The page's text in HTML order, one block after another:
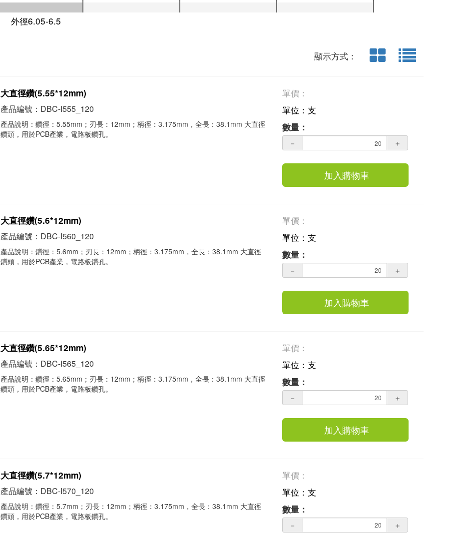
外徑6.05-6.5
顯示方式：
大直徑鑽(5.55*12mm)
產品編號：DBC-I555_120
產品說明：鑽徑：5.55mm；刃長：12mm；柄徑：3.175mm，全長：38.1mm 大直徑
鑽頭，用於PCB產業，電路板鑽孔。
單價：
單位：支
數量：
－ ＋
加入購物車
大直徑鑽(5.6*12mm)
產品編號：DBC-I560_120
產品說明：鑽徑：5.6mm；刃長：12mm；柄徑：3.175mm，全長：38.1mm 大直徑
鑽頭，用於PCB產業，電路板鑽孔。
單價：
單位：支
數量：
－ ＋
加入購物車
大直徑鑽(5.65*12mm)
產品編號：DBC-I565_120
產品說明：鑽徑：5.65mm；刃長：12mm；柄徑：3.175mm，全長：38.1mm 大直徑
鑽頭，用於PCB產業，電路板鑽孔。
單價：
單位：支
數量：
－ ＋
加入購物車
大直徑鑽(5.7*12mm)
產品編號：DBC-I570_120
產品說明：鑽徑：5.7mm；刃長：12mm；柄徑：3.175mm，全長：38.1mm 大直徑
鑽頭，用於PCB產業，電路板鑽孔。
單價：
單位：支
數量：
－ ＋